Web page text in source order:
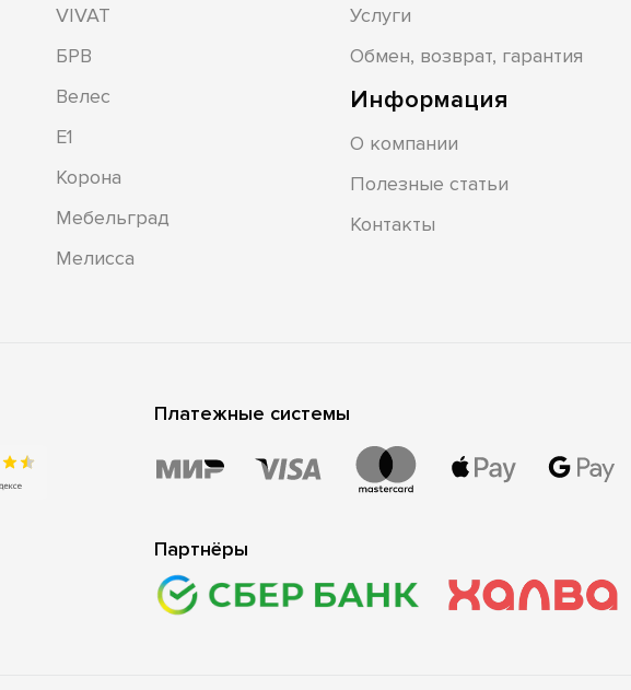
VIVAT
БРВ
Велес
Е1
Корона
Мебельград
Мелисса
Услуги
Обмен, возврат, гарантия
Информация
О компании
Полезные статьи
Контакты
Платежные системы
Партнёры